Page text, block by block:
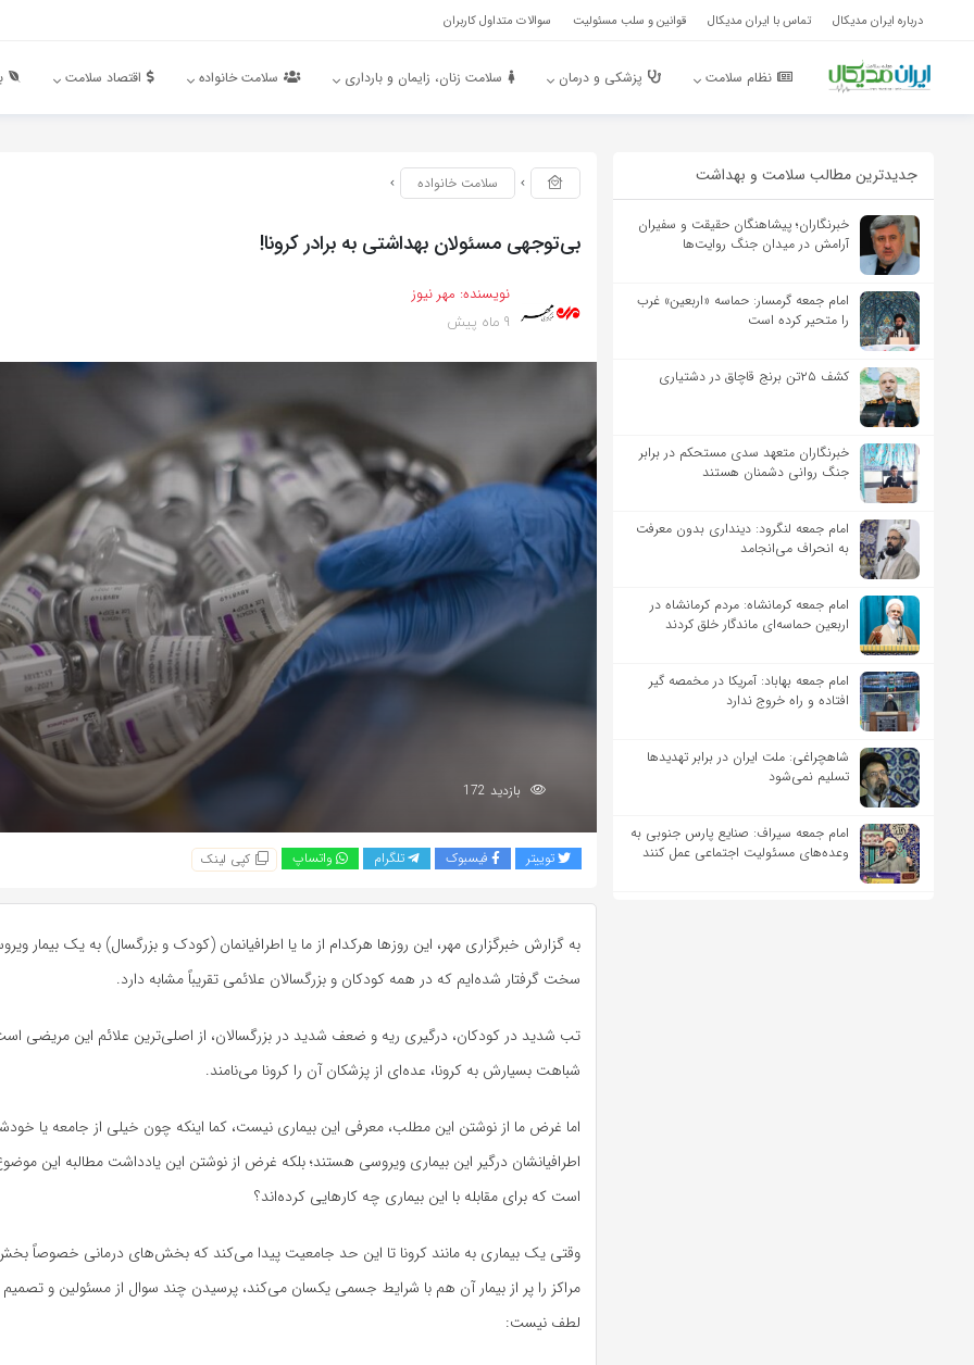
درباره ایران مدیکال تماس با ایران مدیکال قوانین و سلب مسئولیت سوالات متداول کاربران
نظام سلامت پزشکی و درمان سلامت زنان، زایمان و بارداری سلامت خانواده اقتصاد سلامت
جدیدترین مطالب سلامت و بهداشت
خبرنگاران؛ پیشاهنگان حقیقت و سفیران
آرامش در میدان جنگ روایت‌ها
امام جمعه گرمسار: حماسه «اربعین» غرب
را متحیر کرده است
کشف ۲۵تن برنج قاچاق در دشتیاری
خبرنگاران متعهد سدی مستحکم در برابر
جنگ روانی دشمنان هستند
امام جمعه لنگرود: دینداری بدون معرفت
به انحراف می‌انجامد
امام جمعه کرمانشاه: مردم کرمانشاه در
اربعین حماسه‌ای ماندگار خلق کردند
امام جمعه بهاباد: آمریکا در مخمصه گیر
افتاده و راه خروج ندارد
شاهچراغی: ملت ایران در برابر تهدیدها
تسلیم نمی‌شود
امام جمعه سیراف: صنایع پارس جنوبی به
وعده‌های مسئولیت اجتماعی عمل کنند
سلامت خانواده
بی‌توجهی مسئولان بهداشتی به برادر کرونا!
نویسنده: مهر نیوز
9 ماه پیش
بازدید 172
توییتر فیسبوک تلگرام واتساپ کپی لینک
به گزارش خبرگزاری مهر، این روزها هرکدام از ما یا اطرافیانمان (کودک و بزرگسال) به یک بیمار
سخت گرفتار شده‌ایم که در همه کودکان و بزرگسالان علائمی تقریباً مشابه دارد.
تب شدید در کودکان، درگیری ریه و ضعف شدید در بزرگسالان، از اصلی‌ترین علائم این مریضی
شباهت بسیارش به کرونا، عده‌ای از پزشکان آن را کرونا می‌نامند.
اما غرض ما از نوشتن این مطلب، معرفی این بیماری نیست، کما اینکه چون خیلی از جامعه یا
اطرافیانشان درگیر این بیماری ویروسی هستند؛ بلکه غرض از نوشتن این یادداشت مطالبه این
است که برای مقابله با این بیماری چه کارهایی کرده‌اند؟
وقتی یک بیماری به مانند کرونا تا این حد جامعیت پیدا می‌کند که بخش‌های درمانی خصوصاً
مراکز را پر از بیمار آن هم با شرایط جسمی یکسان می‌کند، پرسیدن چند سوال از مسئولین و تصمیم
لطف نیست: